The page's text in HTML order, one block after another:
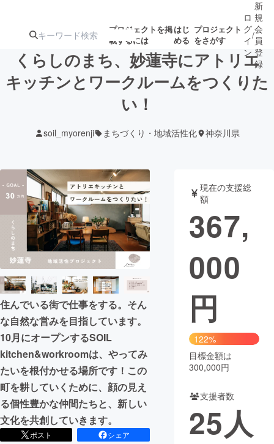
プロジェクトを掲
載するには
はじ
める
プロジェクト
をさがす
注目の新着プロ
テクノロジー・ガジェット
映像・映画 書籍・雑誌
ビジネス・起業 チャレンジ
まちづくり・地域活性化
CAMPFIRE for Social Good
CAMPFIRE Creation
CAMPFIREふるさと納税machi-ya コミュニティ
ロ
グ
イ
ン
/
新
規
会
員
登
録
くらしのまち、妙蓮寺にアトリエ
キッチンとワークルームをつくりた
い！
soil_myorenji まちづくり・地域活性化 神奈川県
住んでいる街で仕事をする。そん
な自然な営みを目指しています。
10月にオープンするSOIL
kitchen&workroomは、やってみ
たいを根付かせる場所です！この
町を耕していくために、顔の見え
る個性豊かな仲間たちと、新しい
文化を共創していきます。
ポスト
シェア
現在の支援総
額
367,
000
円
122%
目標金額は
300,000円
支援者数
25人